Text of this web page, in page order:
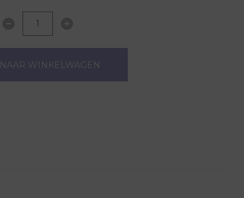
NAAR WINKELWAGEN